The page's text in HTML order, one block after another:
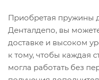
Приобретая пружины
Денталдепо, вы
доставке и высоком
к тому, чтобы каждая
могла работать без